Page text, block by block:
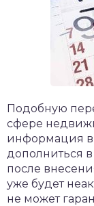
Подобную
сфере
информация в
дополниться
после
уже будет
не может